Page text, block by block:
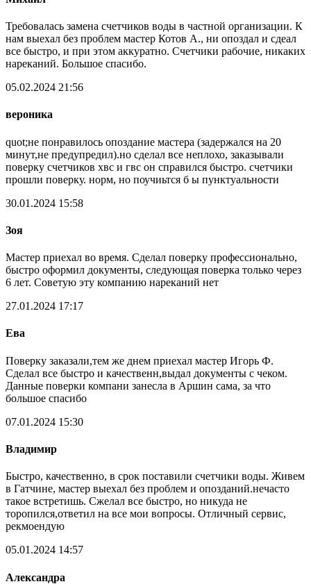
Требовалась замена счетчиков воды в частной организации. К
нам выехал без проблем мастер Котов А., ни опоздал и сдеал
все быстро, и при этом аккуратно. Счетчики рабочие, никаких
нареканий. Большое спасибо.
05.02.2024 21:56
вероника
quot;не понравилось опоздание мастера (задержался на 20
минут,не предупредил).но сделал все неплохо, заказывали
поверку счетчиков хвс и гвс он справился быстро. счетчики
прошли поверку. норм, но поучиьтся б ы пунктуальности
30.01.2024 15:58
Зоя
Мастер приехал во время. Сделал поверку профессионально,
быстро оформил документы, следующая поверка только через
6 лет. Советую эту компанию нареканий нет
27.01.2024 17:17
Ева
Поверку заказали,тем же днем приехал мастер Игорь Ф.
Сделал все быстро и качественн,выдал документы с чеком.
Данные поверки компани занесла в Аршин сама, за что
большое спасибо
07.01.2024 15:30
Владимир
Быстро, качественно, в срок поставили счетчики воды. Живем
в Гатчине, мастер выехал без проблем и опозданий.нечасто
такое встретишь. Сжелал все быстро, но никуда не
торопился,ответил на все мои вопросы. Отличный сервис,
рекмоендую
05.01.2024 14:57
Александра